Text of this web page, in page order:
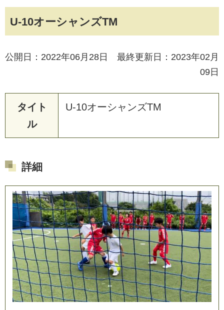
U-10オーシャンズTM
公開日：2022年06月28日 最終更新日：2023年02月
09日
タイト
ル
U-10オーシャ ンズTM
詳細